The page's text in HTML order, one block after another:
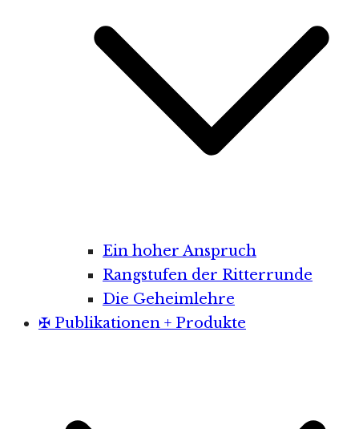
Ein hoher Anspruch
Rangstufen der Ritterrunde
Die Geheimlehre
✠ Publikationen + Produkte